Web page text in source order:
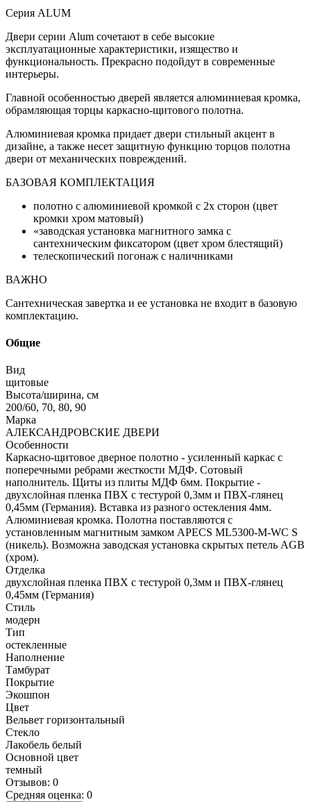
Серия ALUM
Двери серии Alum сочетают в себе высокие
эксплуатационные характеристики, изящество и
функциональность. Прекрасно подойдут в современные
интерьеры.
Главной особенностью дверей является алюминиевая кромка,
обрамляющая торцы каркасно-щитового полотна.
Алюминиевая кромка придает двери стильный акцент в
дизайне, а также несет защитную функцию торцов полотна
двери от механических повреждений.
БАЗОВАЯ КОМПЛЕКТАЦИЯ
полотно с алюминиевой кромкой с 2х сторон (цвет
кромки хром матовый)
«заводская установка магнитного замка с
сантехническим фиксатором (цвет хром блестящий)
телескопический погонаж с наличниками
ВАЖНО
Сантехническая завертка и ее установка не входит в базовую
комплектацию.
Общие
Вид
щитовые
Высота/ширина, см
200/60, 70, 80, 90
Марка
АЛЕКСАНДРОВСКИЕ ДВЕРИ
Особенности
Каркасно-щитовое дверное полотно - усиленный каркас с
поперечными ребрами жесткости МДФ. Сотовый
наполнитель. Щиты из плиты МДФ 6мм. Покрытие -
двухслойная пленка ПВХ с тестурой 0,3мм и ПВХ-глянец
0,45мм (Германия). Вставка из разного остекления 4мм.
Алюминиевая кромка. Полотна поставляются с
установленным магнитным замком APECS ML5300-M-WC S
(никель). Возможна заводская установка скрытых петель AGB
(хром).
Отделка
двухслойная пленка ПВХ с тестурой 0,3мм и ПВХ-глянец
0,45мм (Германия)
Стиль
модерн
Тип
остекленные
Наполнение
Тамбурат
Покрытие
Экошпон
Цвет
Вельвет горизонтальный
Стекло
Лакобель белый
Основной цвет
темный
Отзывов: 0
Средняя оценка: 0